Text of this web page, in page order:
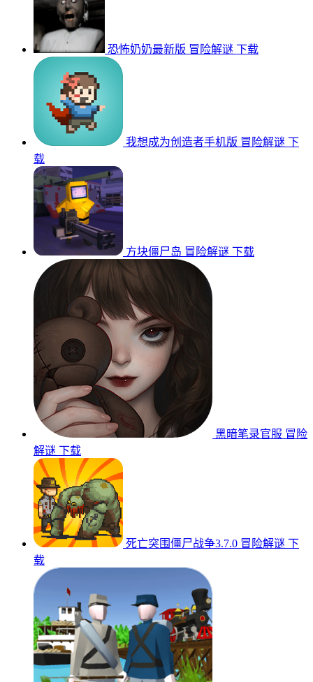
恐怖奶奶最新版 冒险解谜 下载
我想成为创造者手机版 冒险解谜 下
载
方块僵尸岛 冒险解谜 下载
黑暗笔录官服 冒险
解谜 下载
死亡突围僵尸战争3.7.0 冒险解谜 下
载